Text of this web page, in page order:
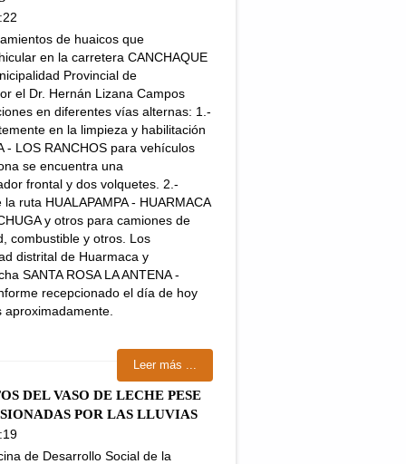
de huaicos que
en la carretera CANCHAQUE
Provincial de
el Dr. Hernán Lizana Campos
en diferentes vías alternas: 1.-
en la limpieza y habilitación
- LOS RANCHOS para vehículos
se encuentra una
frontal y dos volquetes. 2.-
ruta HUALAPAMPA - HUARMACA
y otros para camiones de
combustible y otros. Los
distrital de Huarmaca y
SANTA ROSA LA ANTENA -
recepcionado el día de hoy
Leer más ...
DEL VASO DE LECHE PESE
POR LAS LLUVIAS
de Desarrollo Social de la